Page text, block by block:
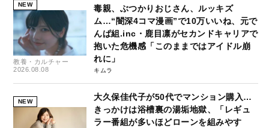
NEW
教養・カルチャー
2026.08.08
毒親、ぶつかりおじさん、ルッキズ
ム…“闇深4コマ漫画”で10万いいね、元で
んぱ組.inc・鹿目凛がセカンドキャリアで
抱いた危機感「このままではアイドル崩
れに」
キムラ
NEW
大久保佳代子が50代でマンション購入…
きっかけは浴槽裏の湯垢地獄、「レギュ
ラー番組が多いほどローンを組みやす